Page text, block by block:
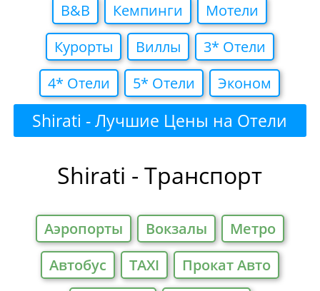
B&B
Кемпинги
Мотели
Курорты
Виллы
3* Отели
4* Отели
5* Отели Эконом
Shirati - Лучшие Цены на Отели
Shirati - Транспорт
Аэропорты Вокзалы
Метро
Автобус
TAXI
Прокат Авто